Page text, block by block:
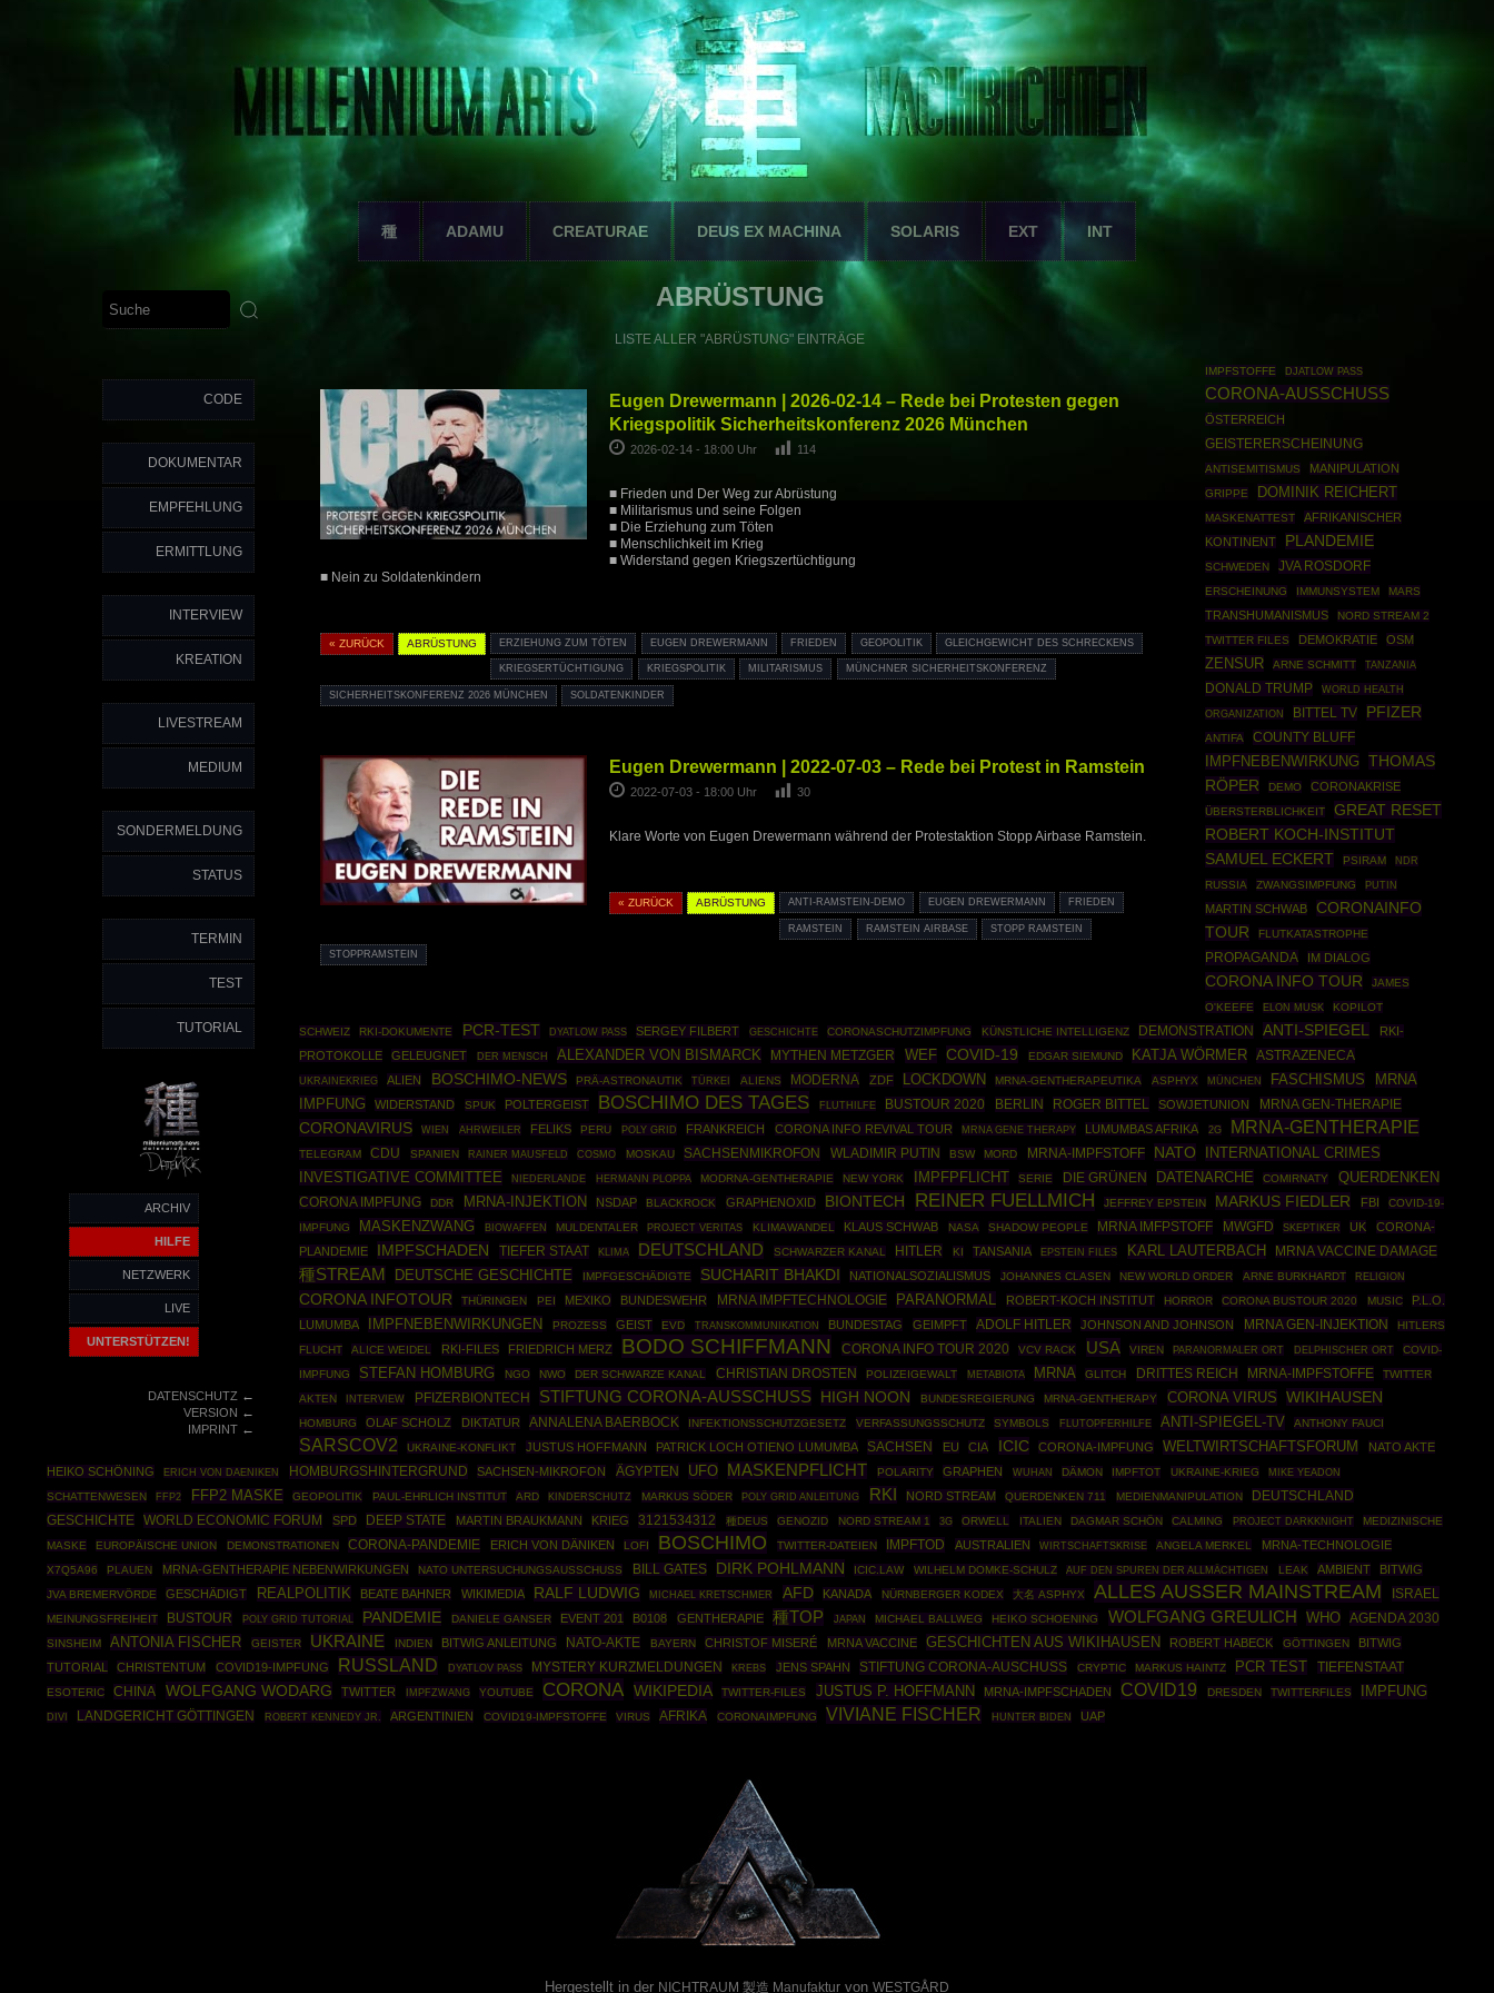
種 ADAMU CREATURAE DEUS EX MACHINA SOLARIS EXT INT
CODE
DOKUMENTAR
EMPFEHLUNG
ERMITTLUNG
INTERVIEW
KREATION
LIVESTREAM
MEDIUM
SONDERMELDUNG
STATUS
TERMIN
TEST
TUTORIAL
ARCHIV
HILFE
NETZWERK
LIVE
UNTERSTÜTZEN!
DATENSCHUTZ←
VERSION ←
IMPRINT←
ABRÜSTUNG
LISTE ALLER "ABRÜSTUNG" EINTRÄGE
Eugen Drewermann | 2026-02-14 – Rede bei Protesten gegen
Kriegspolitik Sicherheitskonferenz 2026 München
2026-02-14 - 18:00 Uhr 114
■ Frieden und Der Weg zur Abrüstung
■ Militarismus und seine Folgen
■ Die Erziehung zum Töten
■ Menschlichkeit im Krieg
■ Widerstand gegen Kriegszertüchtigung
■ Nein zu Soldatenkindern
« ZURÜCK ABRÜSTUNG ERZIEHUNG ZUM TÖTEN EUGEN DREWERMANN FRIEDEN GEOPOLITIK GLEICHGEWICHT DES SCHRECKENS
KRIEGSERTÜCHTIGUNG KRIEGSPOLITIK MILITARISMUS MÜNCHNER SICHERHEITSKONFERENZ
SICHERHEITSKONFERENZ 2026 MÜNCHEN SOLDATENKINDER
Eugen Drewermann | 2022-07-03 – Rede bei Protest in Ramstein
2022-07-03 - 18:00 Uhr 30
Klare Worte von Eugen Drewermann während der Protestaktion Stopp Airbase Ramstein.
« ZURÜCK ABRÜSTUNG ANTI-RAMSTEIN-DEMO EUGEN DREWERMANN FRIEDEN
RAMSTEIN RAMSTEIN AIRBASE STOPP RAMSTEIN
STOPPRAMSTEIN
IMPFSTOFFE DJATLOW PASS
CORONA-AUSSCHUSS
ÖSTERREICH
GEISTERERSCHEINUNG
ANTISEMITISMUS MANIPULATION
GRIPPE DOMINIK REICHERT
MASKENATTEST
AFRIKANISCHER
KONTINENT
PLANDEMIE
SCHWEDEN JVA ROSDORF
ERSCHEINUNG IMMUNSYSTEM MARS
TRANSHUMANISMUS
NORD STREAM 2
TWITTER FILES
DEMOKRATIE OSM
ZENSUR ARNE SCHMITT TANZANIA
DONALD TRUMP
WORLD HEALTH
ORGANIZATION
BITTEL TV PFIZER
ANTIFA COUNTY BLUFF
IMPFNEBENWIRKUNG
THOMAS
RÖPER
DEMO CORONAKRISE
ÜBERSTERBLICHKEIT
GREAT RESET
ROBERT KOCH-INSTITUT
SAMUEL ECKERT
PSIRAM NDR
RUSSIA ZWANGSIMPFUNG PUTIN
MARTIN SCHWAB
CORONAINFO
TOUR
FLUTKATASTROPHE
PROPAGANDA IM DIALOG
CORONA INFO TOUR
JAMES
O'KEEFE
ELON MUSK
KOPILOT
SCHWEIZ
RKI-DOKUMENTE PCR-TEST DYATLOW PASS SERGEY FILBERT GESCHICHTE CORONASCHUTZIMPFUNG KÜNSTLICHE INTELLIGENZ DEMONSTRATION ANTI-SPIEGEL
RKI-
PROTOKOLLE
GELEUGNET DER MENSCH ALEXANDER VON BISMARCK MYTHEN METZGER WEF COVID-19 EDGAR SIEMUND KATJA WÖRMER ASTRAZENECA
UKRAINEKRIEG ALIEN BOSCHIMO-NEWS PRÄ-ASTRONAUTIK TÜRKEI ALIENS MODERNA ZDF LOCKDOWN MRNA-GENTHERAPEUTIKA ASPHYX MÜNCHEN FASCHISMUS
MRNA
IMPFUNG
WIDERSTAND SPUK POLTERGEIST BOSCHIMO DES TAGES FLUTHILFE BUSTOUR 2020 BERLIN ROGER BITTEL SOWJETUNION MRNA GEN-THERAPIE
CORONAVIRUS WIEN AHRWEILER FELIKS PERU POLY GRID FRANKREICH CORONA INFO REVIVAL TOUR MRNA GENE THERAPY LUMUMBAS AFRIKA 2G MRNA-GENTHERAPIE
TELEGRAM CDU SPANIEN RAINER MAUSFELD COSMO MOSKAU SACHSENMIKROFON WLADIMIR PUTIN BSW MORD MRNA-IMPFSTOFF NATO
INTERNATIONAL CRIMES
INVESTIGATIVE COMMITTEE
NIEDERLANDE HERMANN PLOPPA MODRNA-GENTHERAPIE NEW YORK IMPFPFLICHT SERIE DIE GRÜNEN DATENARCHE COMIRNATY QUERDENKEN
CORONA IMPFUNG DDR MRNA-INJEKTION NSDAP BLACKROCK GRAPHENOXID BIONTECH REINER FUELLMICH JEFFREY EPSTEIN MARKUS FIEDLER FBI
COVID-19-
IMPFUNG
MASKENZWANG BIOWAFFEN MULDENTALER PROJECT VERITAS KLIMAWANDEL KLAUS SCHWAB NASA SHADOW PEOPLE MRNA IMFPSTOFF MWGFD SKEPTIKER UK
CORONA-
PLANDEMIE
IMPFSCHADEN TIEFER STAAT KLIMA DEUTSCHLAND SCHWARZER KANAL HITLER KI TANSANIA EPSTEIN FILES KARL LAUTERBACH MRNA VACCINE DAMAGE
種STREAM DEUTSCHE GESCHICHTE IMPFGESCHÄDIGTE SUCHARIT BHAKDI NATIONALSOZIALISMUS JOHANNES CLASEN NEW WORLD ORDER ARNE BURKHARDT RELIGION
CORONA INFOTOUR THÜRINGEN PEI MEXIKO BUNDESWEHR MRNA IMPFTECHNOLOGIE PARANORMAL ROBERT-KOCH INSTITUT HORROR CORONA BUSTOUR 2020 MUSIC
P.L.O.
LUMUMBA
IMPFNEBENWIRKUNGEN PROZESS GEIST EVD TRANSKOMMUNIKATION BUNDESTAG GEIMPFT ADOLF HITLER JOHNSON AND JOHNSON MRNA GEN-INJEKTION
HITLERS
FLUCHT
ALICE WEIDEL RKI-FILES FRIEDRICH MERZ BODO SCHIFFMANN CORONA INFO TOUR 2020 VCV RACK USA VIREN PARANORMALER ORT DELPHISCHER ORT
COVID-
IMPFUNG
STEFAN HOMBURG NGO NWO DER SCHWARZE KANAL CHRISTIAN DROSTEN POLIZEIGEWALT METABIOTA MRNA GLITCH DRITTES REICH MRNA-IMPFSTOFFE
TWITTER
AKTEN
INTERVIEW PFIZERBIONTECH STIFTUNG CORONA-AUSSCHUSS HIGH NOON BUNDESREGIERUNG MRNA-GENTHERAPY CORONA VIRUS WIKIHAUSEN
HOMBURG OLAF SCHOLZ DIKTATUR ANNALENA BAERBOCK INFEKTIONSSCHUTZGESETZ VERFASSUNGSSCHUTZ SYMBOLS FLUTOPFERHILFE ANTI-SPIEGEL-TV ANTHONY FAUCI
SARSCOV2 UKRAINE-KONFLIKT JUSTUS HOFFMANN PATRICK LOCH OTIENO LUMUMBA SACHSEN EU CIA ICIC CORONA-IMPFUNG WELTWIRTSCHAFTSFORUM
NATO AKTE
HEIKO SCHÖNING
ERICH VON DAENIKEN HOMBURGSHINTERGRUND SACHSEN-MIKROFON ÄGYPTEN UFO MASKENPFLICHT POLARITY GRAPHEN WUHAN DÄMON IMPFTOT UKRAINE-KRIEG MIKE YEADON
SCHATTENWESEN FFP2 FFP2 MASKE GEOPOLITIK PAUL-EHRLICH INSTITUT ARD KINDERSCHUTZ MARKUS SÖDER POLY GRID ANLEITUNG RKI NORD STREAM QUERDENKEN 711 MEDIENMANIPULATION
DEUTSCHLAND
GESCHICHTE
WORLD ECONOMIC FORUM SPD DEEP STATE MARTIN BRAUKMANN KRIEG 3121534312 種DEUS GENOZID NORD STREAM 1 3G ORWELL ITALIEN DAGMAR SCHÖN CALMING PROJECT DARKKNIGHT
MEDIZINISCHE
MASKE
EUROPÄISCHE UNION DEMONSTRATIONEN CORONA-PANDEMIE ERICH VON DÄNIKEN LOFI BOSCHIMO TWITTER-DATEIEN IMPFTOD AUSTRALIEN WIRTSCHAFTSKRISE ANGELA MERKEL MRNA-TECHNOLOGIE
X7Q5A96 PLAUEN MRNA-GENTHERAPIE NEBENWIRKUNGEN NATO UNTERSUCHUNGSAUSSCHUSS BILL GATES DIRK POHLMANN ICIC.LAW WILHELM DOMKE-SCHULZ AUF DEN SPUREN DER ALLMÄCHTIGEN LEAK AMBIENT BITWIG
JVA BREMERVÖRDE GESCHÄDIGT REALPOLITIK BEATE BAHNER WIKIMEDIA RALF LUDWIG MICHAEL KRETSCHMER AFD KANADA NÜRNBERGER KODEX 大名 ASPHYX ALLES AUSSER MAINSTREAM ISRAEL
MEINUNGSFREIHEIT BUSTOUR POLY GRID TUTORIAL PANDEMIE DANIELE GANSER EVENT 201 B0108 GENTHERAPIE 種TOP JAPAN MICHAEL BALLWEG HEIKO SCHOENING WOLFGANG GREULICH WHO AGENDA 2030
SINSHEIM ANTONIA FISCHER GEISTER UKRAINE INDIEN BITWIG ANLEITUNG NATO-AKTE BAYERN CHRISTOF MISERÉ MRNA VACCINE GESCHICHTEN AUS WIKIHAUSEN ROBERT HABECK GÖTTINGEN
BITWIG
TUTORIAL
CHRISTENTUM COVID19-IMPFUNG RUSSLAND DYATLOV PASS MYSTERY KURZMELDUNGEN KREBS JENS SPAHN STIFTUNG CORONA-AUSCHUSS CRYPTIC MARKUS HAINTZ PCR TEST TIEFENSTAAT
ESOTERIC CHINA WOLFGANG WODARG TWITTER IMPFZWANG YOUTUBE CORONA WIKIPEDIA TWITTER-FILES JUSTUS P. HOFFMANN MRNA-IMPFSCHADEN COVID19 DRESDEN TWITTERFILES IMPFUNG
DIVI LANDGERICHT GÖTTINGEN ROBERT KENNEDY JR. ARGENTINIEN COVID19-IMPFSTOFFE VIRUS AFRIKA CORONAIMPFUNG VIVIANE FISCHER HUNTER BIDEN UAP
Hergestellt in der NICHTRAUM 製造 Manufaktur von WESTGÅRD
Powered By :